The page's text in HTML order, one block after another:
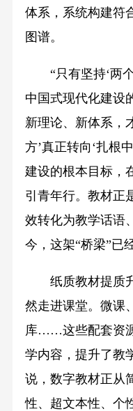
体系，系统构建符
图谱。
“只有坚持‘两个
中国式现代化建设
新理论、新体系，
方’真正转向‘扎根
建设的根本目标，
引青年行。教材正
效转化为教学话语
今，这架“桥梁”已
纸质教材提质升
然走进课堂。微课
库……这些配套资
学内容，提升了教
说，数字教材正从
性、超文本性、个